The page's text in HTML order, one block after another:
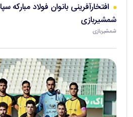
افتخارآفرینی بانوان فولاد مبارکه
شمشیربازی
شمشیربازی